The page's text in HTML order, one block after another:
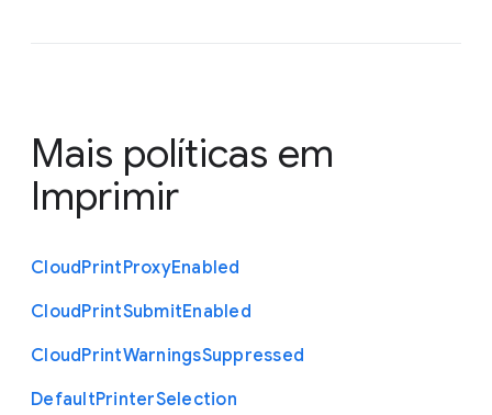
Mais políticas em
Imprimir
CloudPrintProxyEnabled
CloudPrintSubmitEnabled
CloudPrintWarningsSuppressed
DefaultPrinterSelection